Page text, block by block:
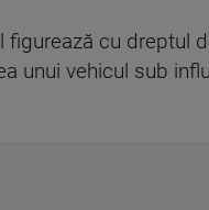
cu dreptul
unui vehicul sub